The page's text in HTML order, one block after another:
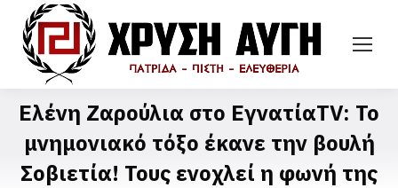
Ελένη Ζαρούλια στο EγνατίαTV: Το
μνημονιακό τόξο έκανε την βουλή
Σοβιετία! Τους ενοχλεί η φωνή της